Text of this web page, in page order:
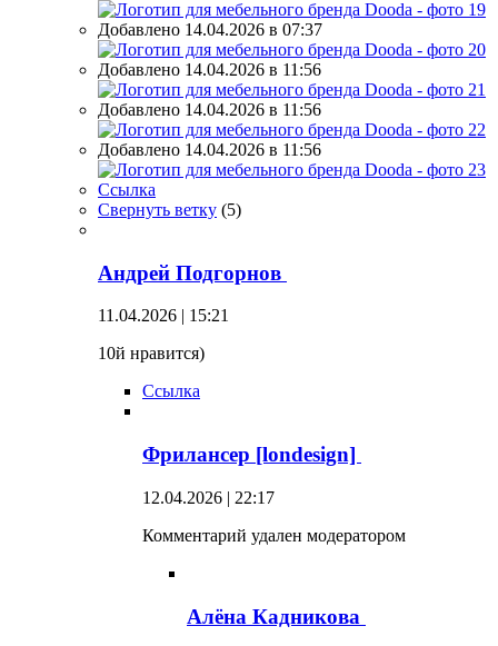
Добавлено 14.04.2026 в 07:37
Добавлено 14.04.2026 в 11:56
Добавлено 14.04.2026 в 11:56
Добавлено 14.04.2026 в 11:56
Ссылка
Свернуть ветку (5)
Андрей Подгорнов
11.04.2026 | 15:21
10й нравится)
Ссылка
Фрилансер [londesign]
12.04.2026 | 22:17
Комментарий удален модератором
Алёна Кадникова